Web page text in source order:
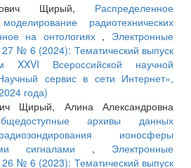
Щирый, Распределенное
радиотехнических
на онтологиях , Электронные
№ 6 (2024): Тематический выпуск
XXVI Всероссийской научной
сервис в сети Интернет»,
года)
Щирый, Алина Александровна
архивы данных
ионосферы
сигналами , Электронные
№ 6 (2023): Тематический выпуск